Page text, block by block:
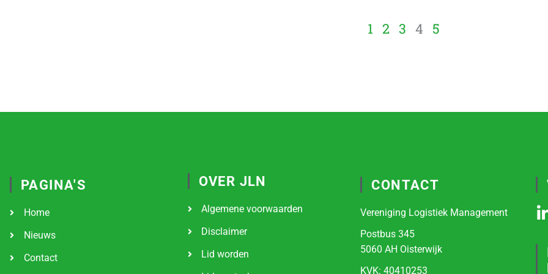
1 2 3 4 5
PAGINA'S
Home
Nieuws
Contact
OVER JLN
Algemene voorwaarden
Disclaimer
Lid worden
CONTACT
Vereniging Logistiek Management
Postbus 345
5060 AH Oisterwijk
KVK:40410253